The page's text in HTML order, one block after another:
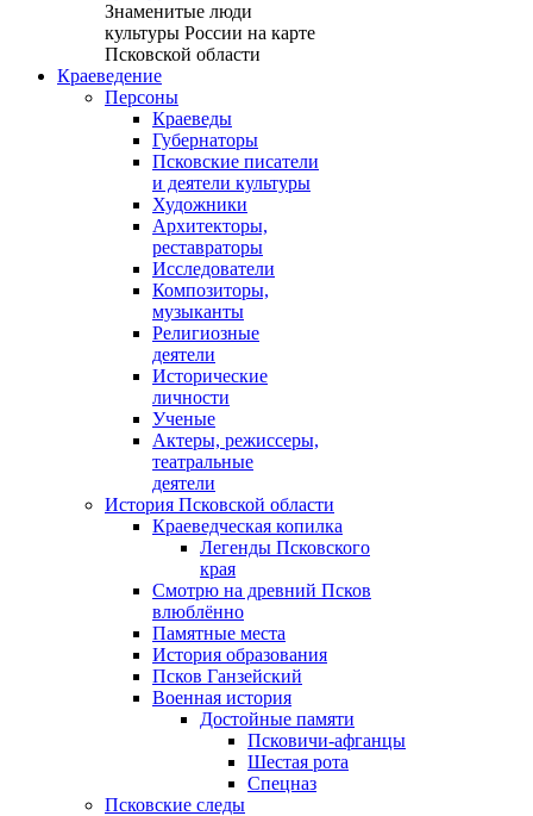
Знаменитые люди
культуры России на карте
Псковской области
Краеведение
Персоны
Краеведы
Губернаторы
Псковские писатели
и деятели культуры
Художники
Архитекторы,
реставраторы
Исследователи
Композиторы,
музыканты
Религиозные
деятели
Исторические
личности
Ученые
Актеры, режиссеры,
театральные
деятели
История Псковской области
Краеведческая копилка
Легенды Псковского
края
Смотрю на древний Псков
влюблённо
Памятные места
История образования
Псков Ганзейский
Военная история
Достойные памяти
Псковичи-афганцы
Шестая рота
Спецназ
Псковские следы